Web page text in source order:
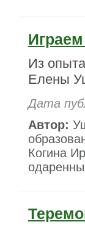
Из
Елены
Дата
Автор:
Когина